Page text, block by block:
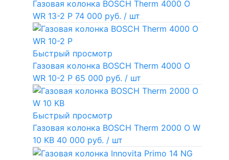
Газовая колонка BOSCH Therm 4000 O
WR 13-2 P 74 000 руб. / шт
Быстрый просмотр
Газовая колонка BOSCH Therm 4000 O
WR 10-2 P 65 000 руб. / шт
Быстрый просмотр
Газовая колонка BOSCH Therm 2000 O W
10 KB 40 000 руб. / шт